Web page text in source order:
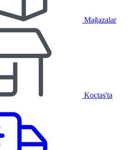
Mağazalar
Koçtaş'ta